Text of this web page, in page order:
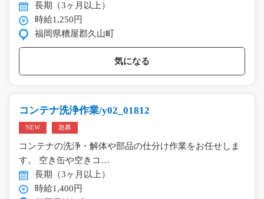
長期（3ヶ月以上）
時給1,250円
福岡県糟屋郡久山町
気になる
コンテナ洗浄作業/y02_01812
NEW 急募
コンテナの洗浄・解体や部品の仕分け作業をお任せしま
す。 空き缶や空きコ…
長期（3ヶ月以上）
時給1,400円